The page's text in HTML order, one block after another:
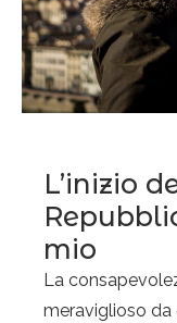
L’inizio
mio
La
meraviglioso da